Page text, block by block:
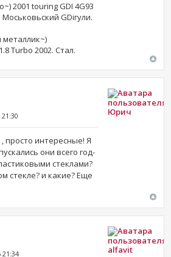
2001 touring GDI 4G93
GDiгули.
Turbo 2002. Стал.
, просто интересные! Я
они всего год-
стеклами?
стекле? и какие? Еще
Юрич
alfavit